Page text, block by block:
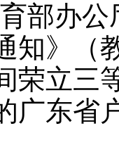
育部办
知》（
荣立三
广东省